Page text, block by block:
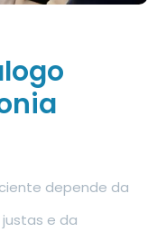
depende da
justas e da